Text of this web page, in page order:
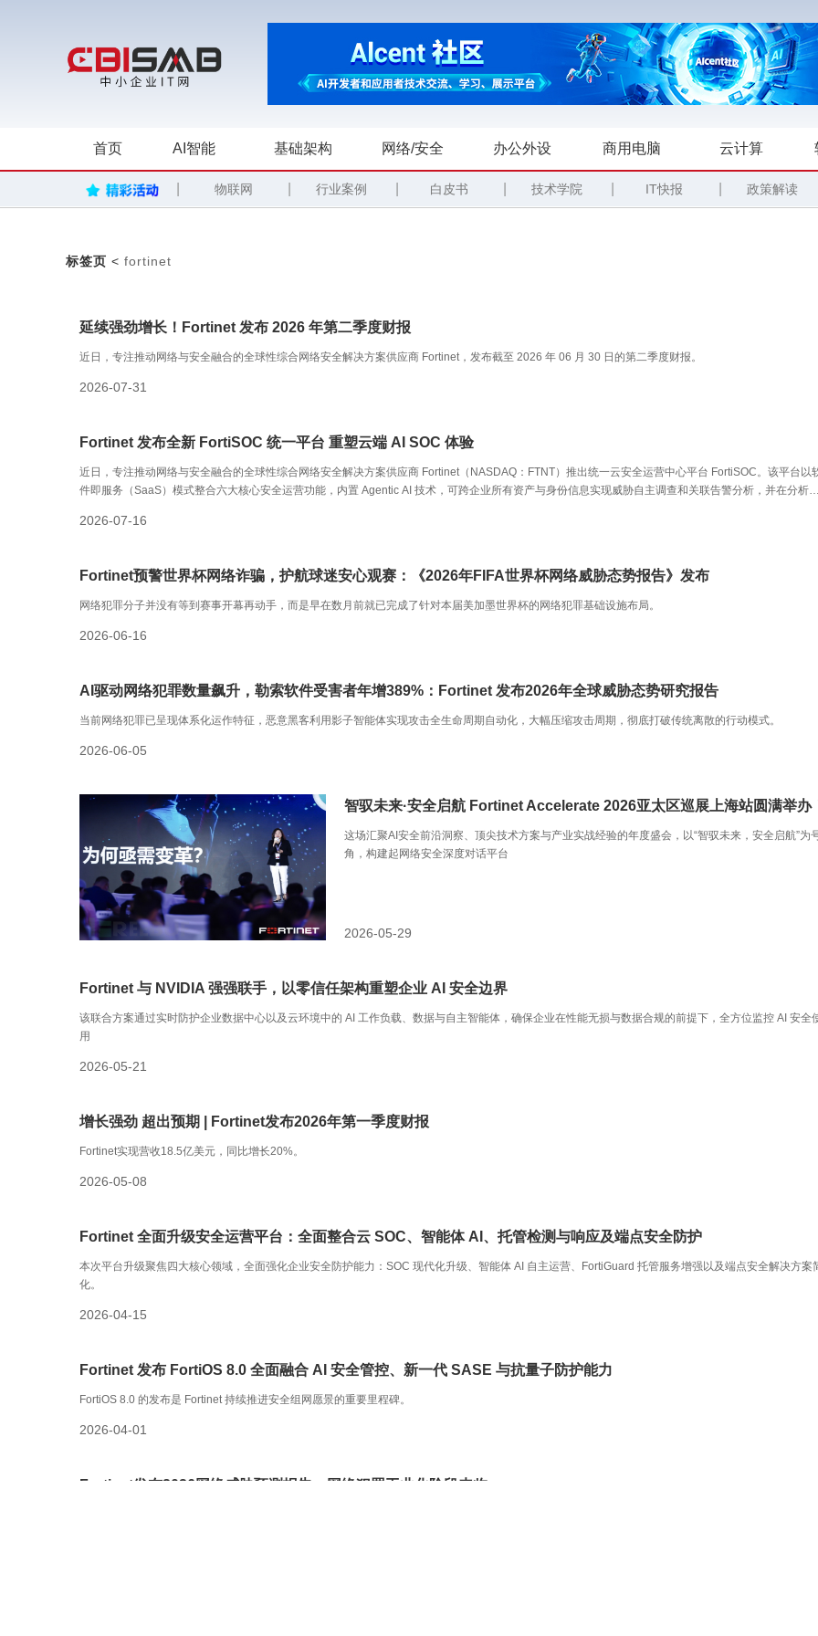
首页 AI智能 基础架构 网络/安全 办公外设 商用电脑 云计算
物联网 行业案例 白皮书 技术学院 IT快报 政策解读
标签页 < fortinet
延续强劲增长！Fortinet 发布 2026 年第二季度财报
近日，专注推动网络与安全融合的全球性综合网络安全解决方案供应商 Fortinet，发布截至 2026 年 06 月 30 日的第二季度财报。
2026-07-31
Fortinet 发布全新 FortiSOC 统一平台 重塑云端 AI SOC 体验
近日，专注推动网络与安全融合的全球性综合网络安全解决方案供应商 Fortinet（NASDAQ：FTNT）推出统一云安全运营中心平台 FortiSOC。该平台以
件即服务（SaaS）模式整合六大核心安全运营功能，内置 Agentic AI 技术，可跨企业所有资产与身份信息实现威胁自主调查和关联告警分析，并在分析
企业轻松简化和扩展现代化安全运营。
2026-07-16
Fortinet预警世界杯网络诈骗，护航球迷安心观赛：《2026年FIFA世界杯网络威胁态势报告》发布
网络犯罪分子并没有等到赛事开幕再动手，而是早在数月前就已完成了针对本届美加墨世界杯的网络犯罪基础设施布局。
2026-06-16
AI驱动网络犯罪数量飙升，勒索软件受害者年增389%：Fortinet 发布2026年全球威胁态势研究报告
当前网络犯罪已呈现体系化运作特征，恶意黑客利用影子智能体实现攻击全生命周期自动化，大幅压缩攻击周期，彻底打破传统离散的行动模式。
2026-06-05
智驭未来·安全启航 Fortinet Accelerate 2026亚太区巡展上海站圆满举办
这场汇聚AI安全前沿洞察、顶尖技术方案与产业实战经验的年度盛会，以“智驭未来，安全启航”为
角，构建起网络安全深度对话平台
2026-05-29
Fortinet 与 NVIDIA 强强联手，以零信任架构重塑企业 AI 安全边界
该联合方案通过实时防护企业数据中心以及云环境中的 AI 工作负载、数据与自主智能体，确保企业在性能无损与数据合规的前提下，全方位监控 AI 安全
用
2026-05-21
增长强劲 超出预期 | Fortinet发布2026年第一季度财报
Fortinet实现营收18.5亿美元，同比增长20%。
2026-05-08
Fortinet 全面升级安全运营平台：全面整合云 SOC、智能体 AI、托管检测与响应及端点安全防护
本次平台升级聚焦四大核心领域，全面强化企业安全防护能力：SOC 现代化升级、智能体 AI 自主运营、FortiGuard 托管服务增强以及端点安全解决方案
化。
2026-04-15
Fortinet 发布 FortiOS 8.0 全面融合 AI 安全管控、新一代 SASE 与抗量子防护能力
FortiOS 8.0 的发布是 Fortinet 持续推进安全组网愿景的重要里程碑。
2026-04-01
Fortinet发布2026网络威胁预测报告：网络犯罪工业化阶段来临